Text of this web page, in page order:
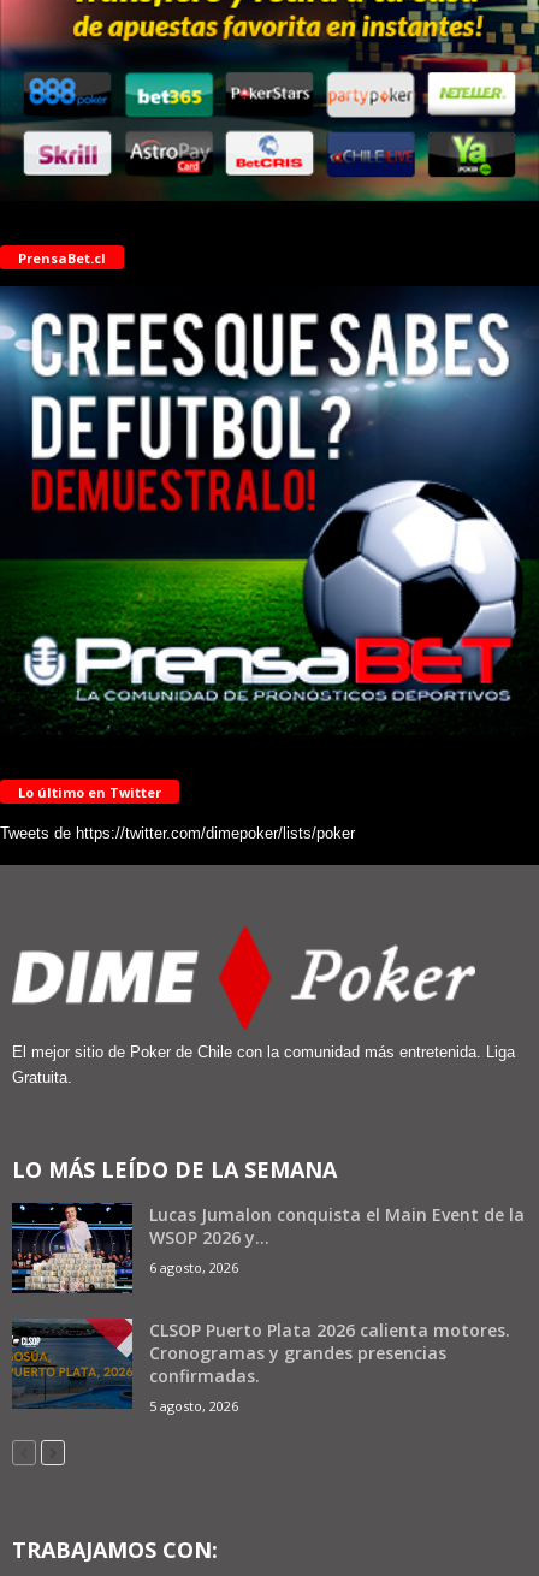
PrensaBet.cl
Lo último en Twitter
Tweets de https://twitter.com/dimepoker/lists/poker
El mejor sitio de Poker de Chile con la comunidad más entretenida. Liga
Gratuita.
LO MÁS LEÍDO DE LA SEMANA
Lucas Jumalon conquista el Main Event de la
WSOP 2026 y...
6 agosto, 2026
CLSOP Puerto Plata 2026 calienta motores.
Cronogramas y grandes presencias
confirmadas.
5 agosto, 2026
TRABAJAMOS CON: